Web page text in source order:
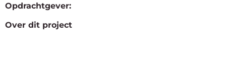
Opdrachtgever:
Over dit project